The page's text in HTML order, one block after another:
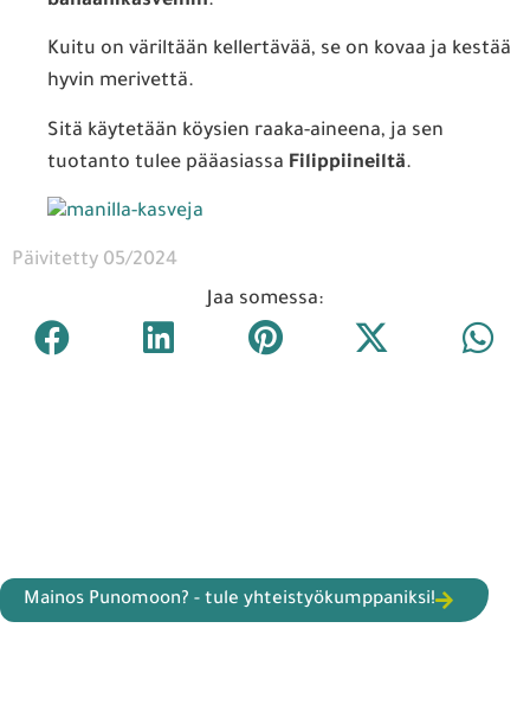
Kuitu on väriltään kellertävää, se on kovaa ja kestää
hyvin merivettä.
Sitä käytetään köysien raaka-aineena, ja sen
tuotanto tulee pääasiassa Filippiineiltä.
Päivitetty 05/2024
Jaa somessa:
Mainos Punomoon? - tule yhteistyökumppaniksi!